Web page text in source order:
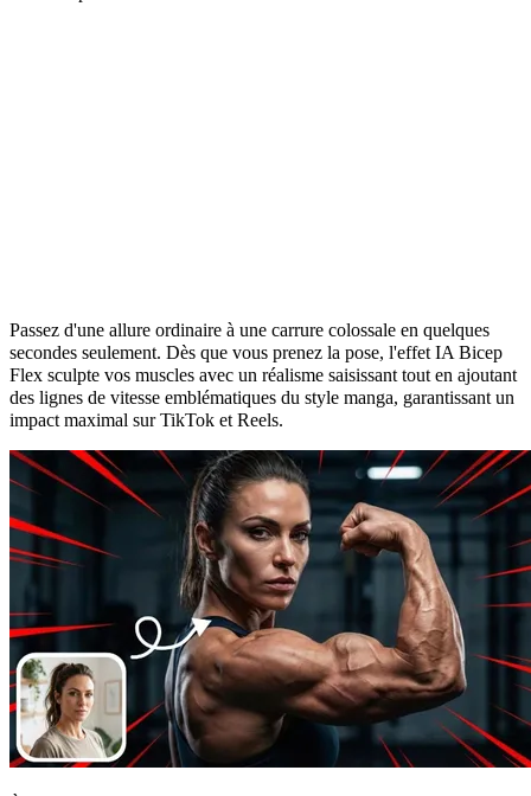
Passez d'une allure ordinaire à une carrure colossale en quelques
secondes seulement. Dès que vous prenez la pose, l'effet IA Bicep
Flex sculpte vos muscles avec un réalisme saisissant tout en ajoutant
des lignes de vitesse emblématiques du style manga, garantissant un
impact maximal sur TikTok et Reels.